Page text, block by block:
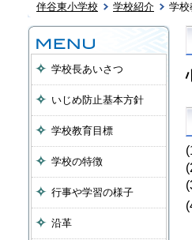
伴谷東小学校 学校紹介 学校
学校長あいさつ
いじめ防止基本方針
学校教育目標
学校の特徴
行事や学習の様子
沿革